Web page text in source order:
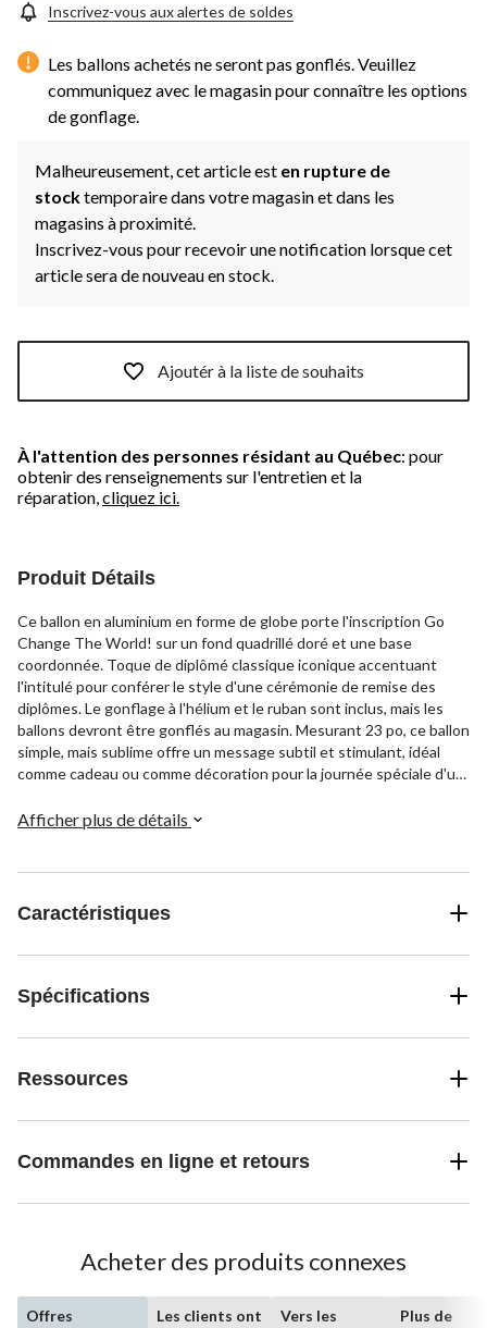
Inscrivez-vous aux alertes de soldes
Les ballons achetés ne seront pas gonflés. Veuillez
communiquez avec le magasin pour connaître les options
de gonflage.
Malheureusement, cet article est en rupture de
stocktemporaire dans votre magasin et dans les
magasins à proximité.
Inscrivez-vous pour recevoir une notification lorsque cet
article sera de nouveau en stock.
Ajoutér à la liste de souhaits
À l'attention des personnes résidant au Québec: pour
obtenir des renseignements sur l'entretien et la
réparation, cliquez ici.
Produit Détails
Ce ballon en aluminium en forme de globe porte l'inscription Go
Change The World! sur un fond quadrillé doré et une base
coordonnée. Toque de diplômé classique iconique accentuant
l'intitulé pour conférer le style d'une cérémonie de remise des
diplômes. Le gonflage à l'hélium et le ruban sont inclus, mais les
ballons devront être gonflés au magasin. Mesurant 23 po, ce ballon
simple, mais sublime offre un message subtil et stimulant, idéal
comme cadeau ou comme décoration pour la journée spéciale d'un
Afficher plus de détails
Caractéristiques
Spécifications
Ressources
Commandes en ligne et retours
Acheter des produits connexes
Offres
Les clients ont
Vers les
Plus de